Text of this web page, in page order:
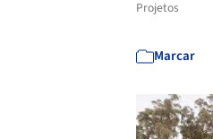
Projetos
Marcar